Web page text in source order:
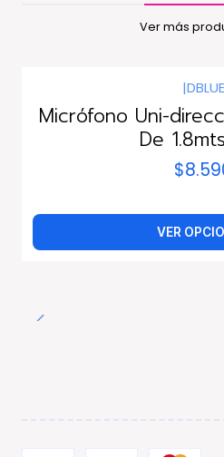
Ver más
|DBLUE
Micrófono Uni-
De
VER